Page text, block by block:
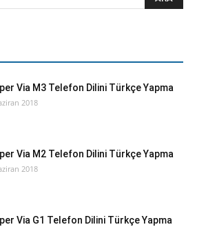
Via M3 Telefon Dilini Türkçe Yapma
2018
Via M2 Telefon Dilini Türkçe Yapma
2018
Via G1 Telefon Dilini Türkçe Yapma